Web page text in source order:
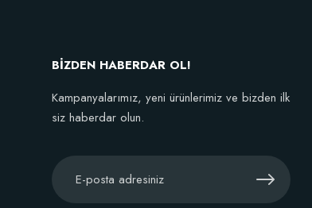
BİZDEN HABERDAR OL!
Kampanyalarımız, yeni ürünlerimiz ve bizden ilk
siz haberdar olun.